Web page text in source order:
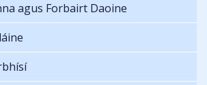
agus Forbairt Daoine